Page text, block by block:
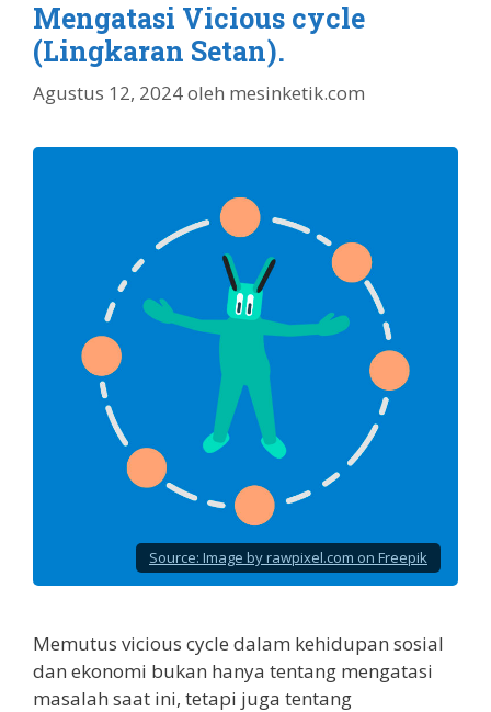
Mengatasi Vicious cycle
(Lingkaran Setan).
Agustus 12, 2024oleh mesinketik.com
Source: Image by rawpixel.com on Freepik
Memutus vicious cycle dalam kehidupan sosial
dan ekonomi bukan hanya tentang mengatasi
masalah saat ini, tetapi juga tentang